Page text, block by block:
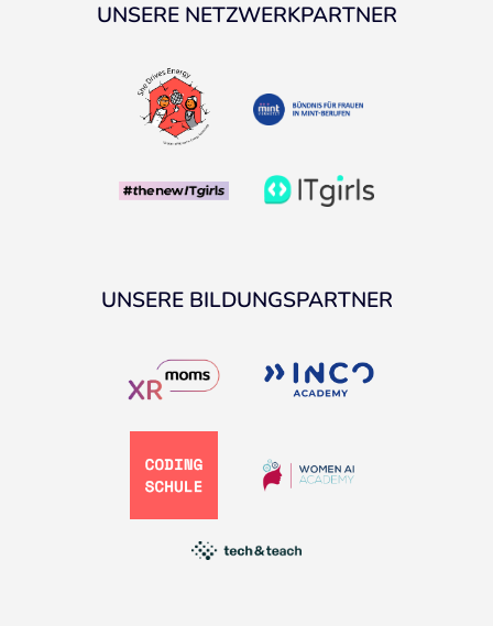
UNSERE NETZWERKPARTNER
UNSERE BILDUNGSPARTNER